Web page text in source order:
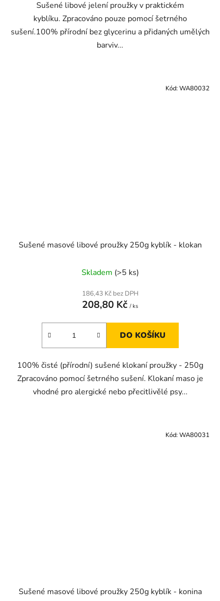
Sušené libové jelení proužky v praktickém
kyblíku. Zpracováno pouze pomocí šetrného
sušení.100% přírodní bez glycerinu a přidaných umělých
barviv...
Sušené masové libové proužky 250g kyblík - klokan
Skladem (>5 ks)
186,43 Kč bez DPH
208,80 Kč / ks
DO KOŠÍKU
100% čisté (přírodní) sušené klokaní proužky - 250g
Zpracováno pomocí šetrného sušení. Klokaní maso je
vhodné pro alergické nebo přecitlivělé psy...
Kód: WA80032
Sušené masové libové proužky 250g kyblík - konina
Kód: WA80031